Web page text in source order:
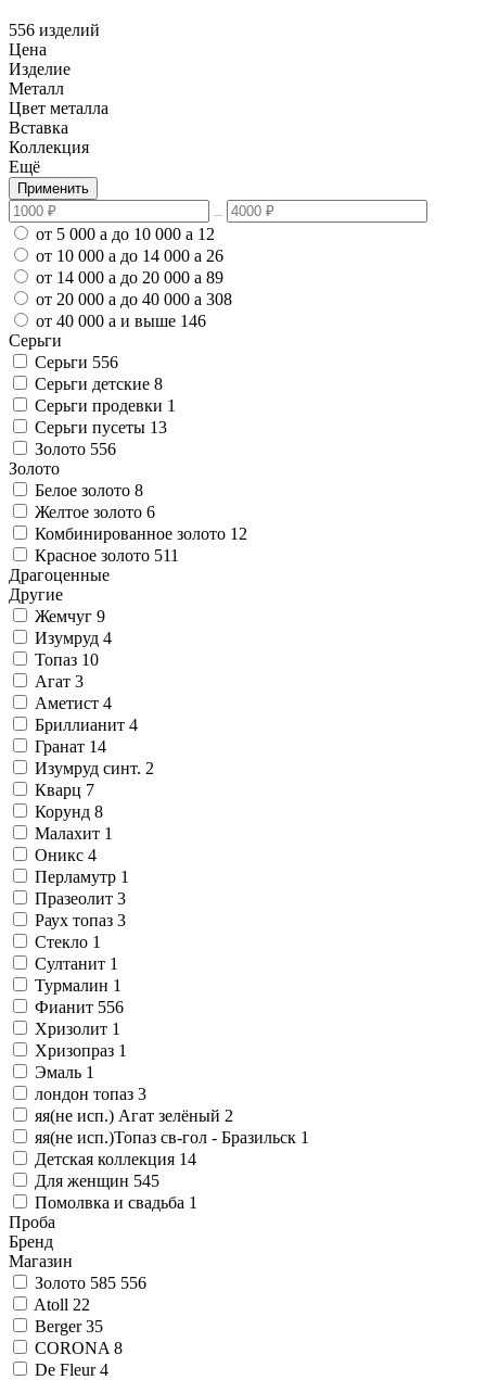
556 изделий
Цена
Изделие
Металл
Цвет металла
Вставка
Коллекция
Ещё
Применить
от 5 000 a до 10 000 a 12
от 10 000 a до 14 000 a 26
от 14 000 a до 20 000 a 89
от 20 000 a до 40 000 a 308
от 40 000 a и выше 146
Серьги
Серьги 556
Серьги детские 8
Серьги продевки 1
Серьги пусеты 13
Золото 556
Золото
Белое золото 8
Желтое золото 6
Комбинированное золото 12
Красное золото 511
Драгоценные
Другие
Жемчуг 9
Изумруд 4
Топаз 10
Агат 3
Аметист 4
Бриллианит 4
Гранат 14
Изумруд синт. 2
Кварц 7
Корунд 8
Малахит 1
Оникс 4
Перламутр 1
Празеолит 3
Раух топаз 3
Стекло 1
Султанит 1
Турмалин 1
Фианит 556
Хризолит 1
Хризопраз 1
Эмаль 1
лондон топаз 3
яя(не исп.) Агат зелёный 2
яя(не исп.)Топаз св-гол - Бразильск 1
Детская коллекция 14
Для женщин 545
Помолвка и свадьба 1
Проба
Бренд
Магазин
Золото 585 556
Atoll 22
Berger35
CORONA 8
De Fleur4